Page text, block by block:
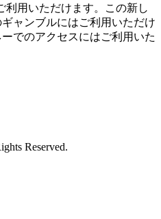
利用いただけます。この新し
ャンブルにはご利用いただけ
でのアクセスにはご利用いた
Reserved.